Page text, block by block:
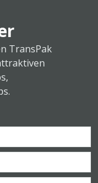
TransPak